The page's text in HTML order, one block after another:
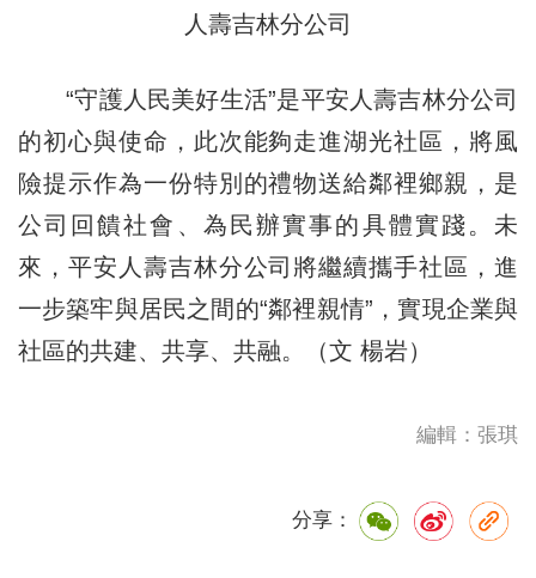
人壽吉林分公司
“守護人民美好生活”是平安人壽吉林分公司
的初心與使命，此次能夠走進湖光社區，將風
險提示作為一份特別的禮物送給鄰裡鄉親，是
公司回饋社會、為民辦實事的具體實踐。未
來，平安人壽吉林分公司將繼續攜手社區，進
一步築牢與居民之間的“鄰裡親情”，實現企業與
社區的共建、共享、共融。（文 楊岩）
編輯：張琪
分享：